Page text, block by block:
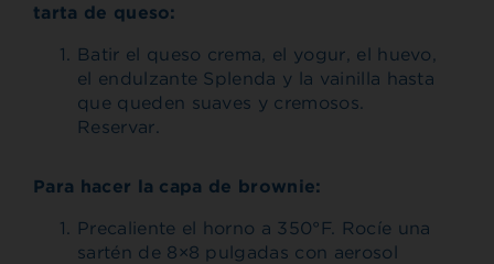
tarta de queso:
Batir el queso crema, el yogur, el huevo,
el endulzante Splenda y la vainilla hasta
que queden suaves y cremosos.
Reservar.
Para hacer la capa de brownie:
Precaliente el horno a 350°F. Rocíe una
sartén de 8×8 pulgadas con aerosol